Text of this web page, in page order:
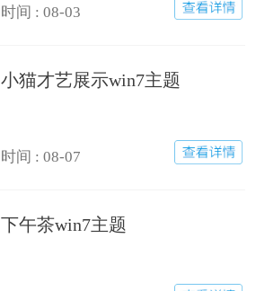
时间 : 08-03
小猫才艺展示win7主题
时间 : 08-07
下午茶win7主题